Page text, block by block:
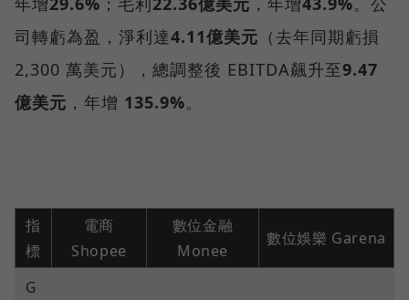
司轉虧為盈，淨利達4.11億美元 （去年同期虧損
2,300 萬美元），總調整後 EBITDA飆升至9.47
億美元 ，年增 135.9%。
指
標
電商
Shopee
數位金融
Monee
數位娛樂 Garena
G